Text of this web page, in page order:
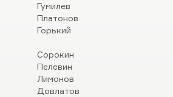
Гумилев
Платонов
Горький
Сорокин
Пелевин
Лимонов
Довлатов